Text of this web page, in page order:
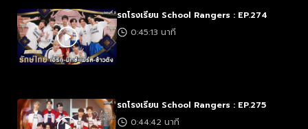
รถโรงเรียน School Rangers : EP.274
0:45:13 นาที
รถโรงเรียน School Rangers : EP.275
0:44:42 นาที